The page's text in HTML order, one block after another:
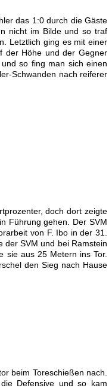
das 1:0 durch die Gäste
nicht im Bilde und so traf
Letztlich ging es mit einer
der Höhe und der Gegner
so fing man sich einen
Schwanden nach reiferer
doch dort zeigte
Führung gehen. Der SVM
von F. Ibo in der 31.
der SVM und bei Ramstein
sie aus 25 Metern ins Tor.
den Sieg nach Hause
beim Toreschießen nach.
Defensive und so kam